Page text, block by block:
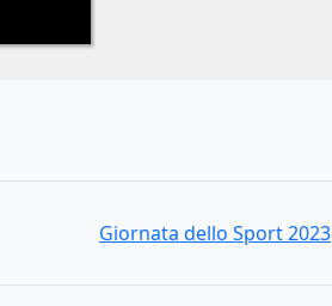
Giornata dello Sport 2023